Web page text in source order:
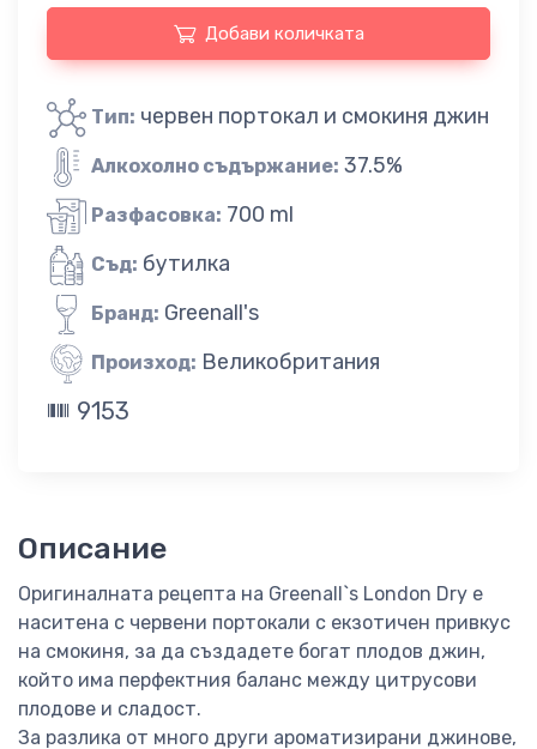
Добави количката
Тип: червен портокал и смокиня джин
Алкохолно съдържание: 37.5%
Разфасовка: 700 ml
Съд: бутилка
Бранд: Greenall's
Произход: Великобритания
9153
Описание
Оригиналната рецепта на Greenall`s London Dry е
наситена с червени портокали с екзотичен привкус
на смокиня, за да създадете богат плодов джин,
който има перфектния баланс между цитрусови
плодове и сладост.
За разлика от много други ароматизирани джинове,